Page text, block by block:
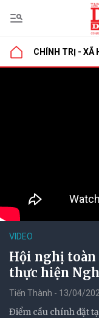
CHÍNH TRỊ - XÃ
VIDEO
Hội nghị
thực hiện
Tiến Thành - 13/04/
Điểm cầu chính đặt